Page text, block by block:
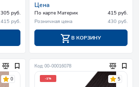
305 руб.
415 руб.
Цена
По карте Материк
415 руб.
Розничная цена
430 руб.
В КОРЗИНУ
0
Код: 00-00016078
-1% 5